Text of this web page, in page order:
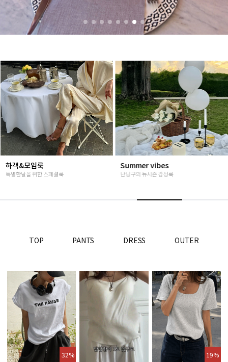
하객&모임룩
특별한날을 위한 스페셜룩
Summer vibes
난닝구의 뉴시즌 감성룩
TOP PANTS DRESS OUTER
32% 19%